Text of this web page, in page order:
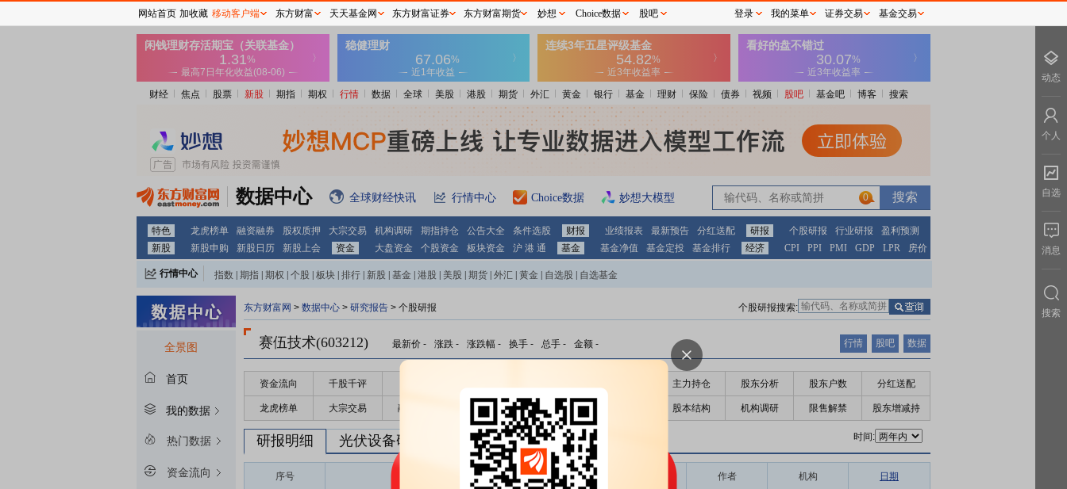
财经 焦点 股票 新股 期指 期权 行情 数据 全球 美股 港股 期货 外汇 黄金 银行 基金 理财 保险 债券 视频 股吧 基金吧 博客 搜索
数据中心 全球财经快讯 行情中心 Choice数据 妙想大模型 0
特色 龙虎榜单 融资融券 股权质押 大宗交易 机构调研 期指持仓 公告大全 条件选股 财报 业绩报表 最新预告 分红送配 研报 个股研报 行业研报
盈利预测
新股
新股申购 新股日历 新股上会 资金 大盘资金 个股资金 板块资金 沪 港 通 基金 基金净值 基金定投 基金排行 经济 CPI PPI PMI GDP LPR 房价
行情中心 指数 期指 期权 个股 板块 排行 新股 基金 港股 美股 期货 外汇 黄金 自选股 自选基金
全景图
首页
我的数据
热门数据
资金流向
东方财富网 > 数据中心 > 研究报告 > 个股研报 个股研报搜索:
赛伍技术(603212) 最新价 - 涨跌 - 涨跌幅 - 换手 - 总手 - 金额 - 行情 股吧 数据
资金流向 千股千评 主力持仓 股东分析 股东户数 分红送配
龙虎榜单 大宗交易 融资融券 高管持股 股东大会 股本结构 机构调研 限售解禁 股东增减持
时间:
研报明细 光伏设备研报 光伏设备盈利预测
序号
东财
评级
作者 机构 日期
网站首页 加收藏 移动客户端 东方财富 天天基金网 东方财富证券 东方财富期货 妙想 Choice数据 股吧 登录 我的菜单 证券交易 基金交易
动态
个人
自选
消息
搜索